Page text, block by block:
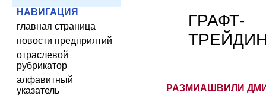
НАВИГАЦИЯ
главная страница
новости предприятий
отраслевой
рубрикатор
алфавитный
указатель
ГРАФТ-
РАЗМИАШВИЛИ